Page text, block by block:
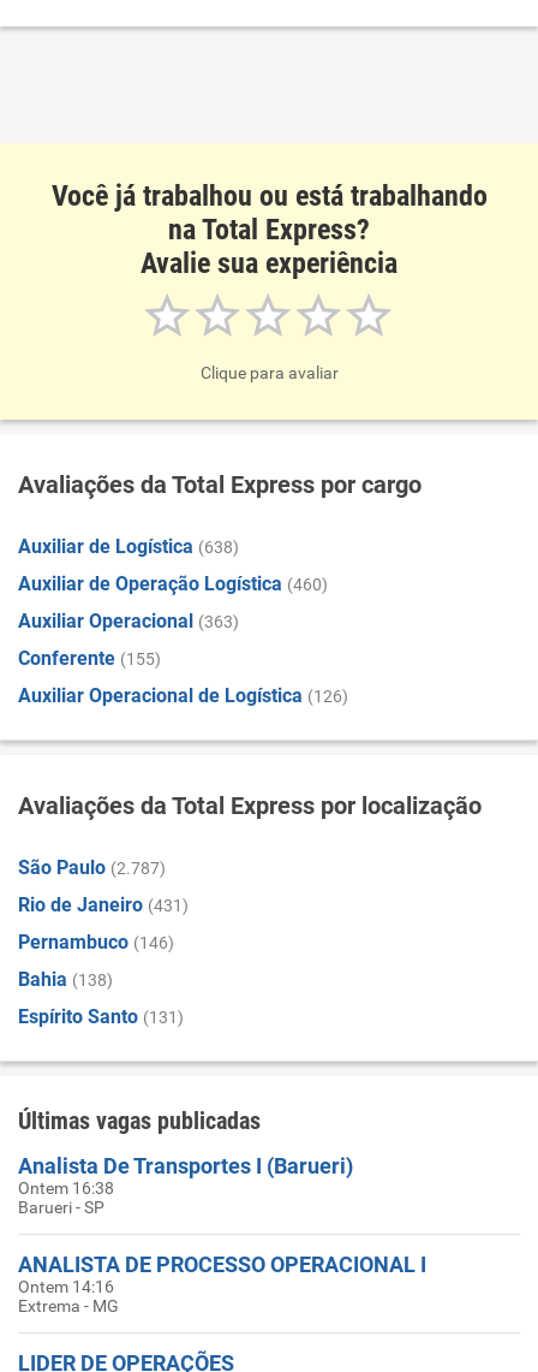
Você já trabalhou ou está trabalhando
na Total Express?
Avalie sua experiência
Clique para avaliar
Avaliações da Total Express por cargo
Auxiliar de Logística (638)
Auxiliar de Operação Logística (460)
Auxiliar Operacional (363)
Conferente (155)
Auxiliar Operacional de Logística (126)
Avaliações da Total Express por localização
São Paulo (2.787)
Rio de Janeiro (431)
Pernambuco (146)
Bahia (138)
Espírito Santo (131)
Últimas vagas publicadas
Analista De Transportes I (Barueri)
Ontem 16:38
Barueri - SP
ANALISTA DE PROCESSO OPERACIONAL I
Ontem 14:16
Extrema - MG
LIDER DE OPERAÇÕES